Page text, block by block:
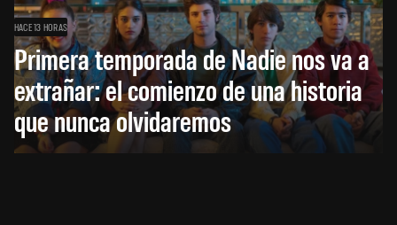
HACE 13 HORAS
Primera temporada de Nadie nos va a
extrañar: el comienzo de una historia
que nunca olvidaremos